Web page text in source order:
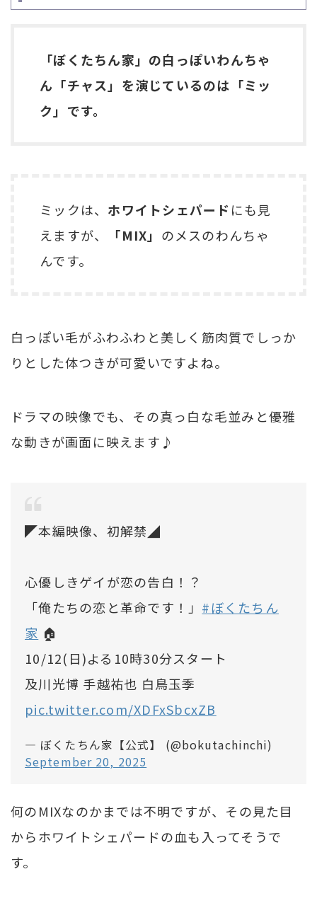
「ぼくたちん家」の白っぽいわんちゃ
ん「チャス」を演じているのは「ミッ
ク」です。
ミックは、 ホワイトシェパードにも見
えますが、
「MIX」 のメスのわんちゃ
んです。
白っぽい毛がふわふわと美しく筋肉質でしっか
りとした体つきが可愛いですよね。
ドラマの映像でも、その真っ白な毛並みと優雅
な動きが画面に映えます♪
◤本編映像、初解禁◢
心優しきゲイが恋の告白！？
「俺たちの恋と革命です！」 #ぼくたちん
家 🏠
10/12(日)よる10時30分スタート
及川光博 手越祐也 白鳥玉季
pic.twitter.com/XDFxSbcxZB
— ぼくたちん家【公式】 (@bokutachinchi)
September 20, 2025
何のMIXなのかまでは不明ですが、その見た目
からホワイトシェパードの血も入ってそうで
す。